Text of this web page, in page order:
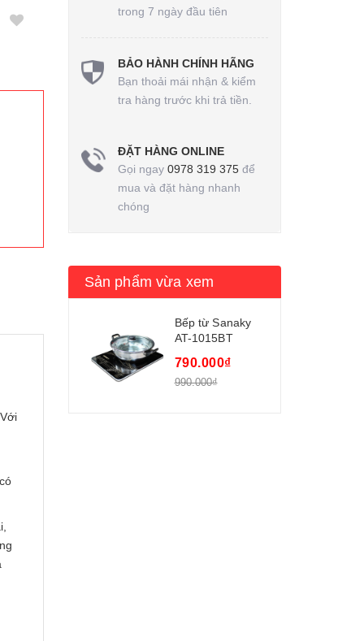
trong 7 ngày đầu tiên
BẢO HÀNH CHÍNH HÃNG
Bạn thoải mái nhận & kiểm
tra hàng trước khi trả tiền.
ĐẶT HÀNG ONLINE
Gọi ngay 0978 319 375để
mua và đặt hàng nhanh
chóng
Sản phẩm vừa xem
Bếp từ Sanaky
AT-1015BT
790.000₫
990.000₫